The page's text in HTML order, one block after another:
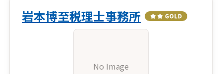
岩本博至税理士事務所
No Image